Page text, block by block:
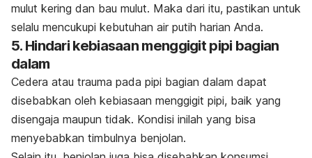
mulut kering dan bau mulut. Maka dari itu, pastikan untuk
selalu mencukupi kebutuhan air putih harian Anda.
5. Hindari kebiasaan menggigit pipi bagian
dalam
Cedera atau trauma pada pipi bagian dalam dapat
disebabkan oleh kebiasaan menggigit pipi, baik yang
disengaja maupun tidak. Kondisi inilah yang bisa
menyebabkan timbulnya benjolan.